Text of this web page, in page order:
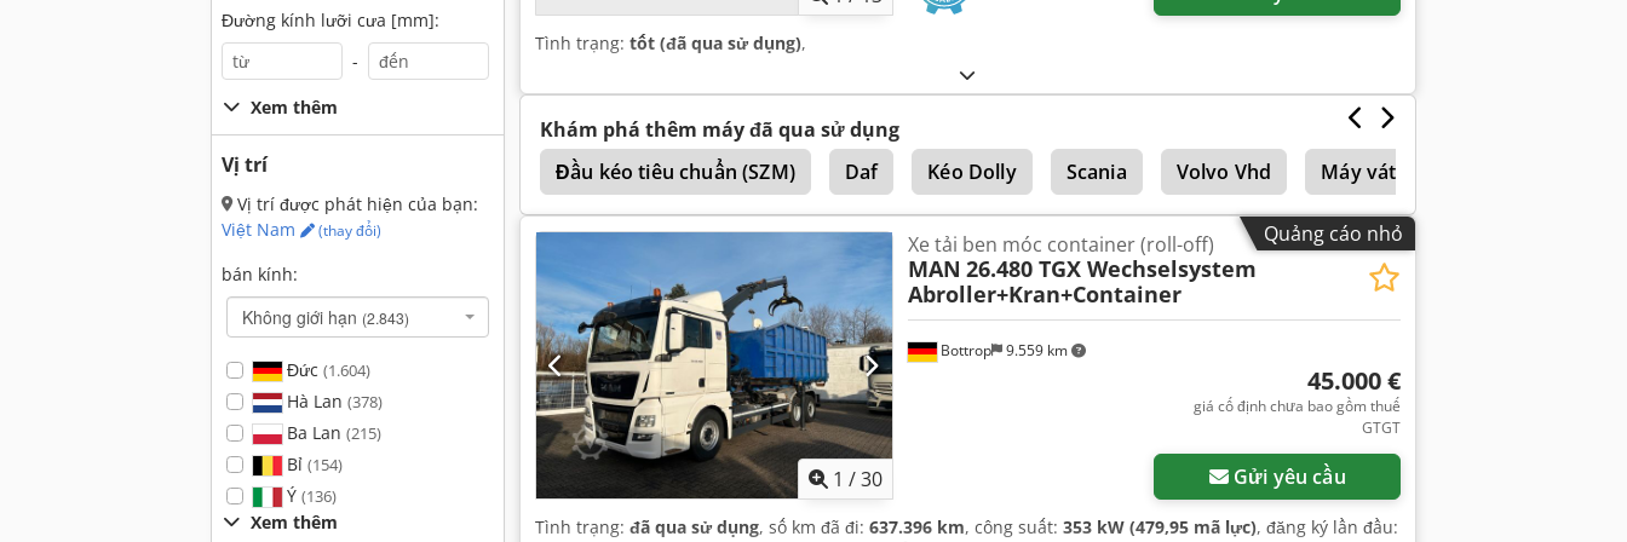
Đường kính lưỡi cưa [mm]:
-
Xem thêm
Vị trí
Vị trí được phát hiện của bạn:
Việt Nam
(thay đổi)
bán kính:
Không giới hạn (2.843)
Đức (1.604)
Hà Lan (378)
Ba Lan (215)
Bỉ (154)
Ý (136)
Xem thêm
Tình trạng: tốt (đã qua sử dụng),
Khám phá thêm máy đã qua sử dụng
Đầu kéo tiêu chuẩn (SZM)
Daf Kéo Dolly Scania Volvo Vhd Máy vát mép cạnh hàn
Smt Pullmax
Quảng cáo nhỏ
1 /30
Bottrop 9.559 km
Xe tải ben móc container (roll-off)
MAN 26.480 TGX Wechselsystem
Abroller+Kran+Container
45.000 €
giá cố định chưa bao gồm thuế
GTGT
Gửi yêu cầu
Tình trạng: đã qua sử dụng, số km đã đi: 637.396 km, công suất: 353 kW (479,95 mã lực), đăng ký lần đầu: